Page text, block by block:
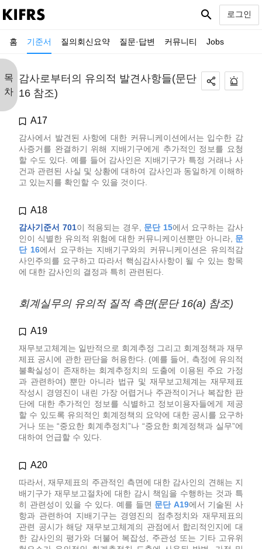
홈 기준서 질의회신요약 질문·답변 커뮤니티 Jobs
search 로그인
목
차
감사로부터의 유의적 발견사항들(문단
16 참조)
A17
감사에서 발견된 사항에 대한 커뮤니케이션에서는 입수한 감
사증거를 완결하기 위해 지배기구에게 추가적인 정보를 요청
할 수도 있다. 예를 들어 감사인은 지배기구가 특정 거래나 사
건과 관련된 사실 및 상황에 대하여 감사인과 동일하게 이해하
고 있는지를 확인할 수 있을 것이다.
A18
감사기준서 701이 적용되는 경우, 문단 15에서 요구하는 감사
인이 식별한 유의적 위험에 대한 커뮤니케이션뿐만 아니라, 문
단 16에서 요구하는 지배기구와의 커뮤니케이션은 유의적감
사인주의를 요구하고 따라서 핵심감사사항이 될 수 있는 항목
에 대한 감사인의 결정과 특히 관련된다.
회계실무의 유의적 질적 측면(문단 16(a) 참조)
A19
재무보고체계는 일반적으로 회계추정 그리고 회계정책과 재무
제표 공시에 관한 판단을 허용한다. (예를 들어, 측정에 유의적
불확실성이 존재하는 회계추정치의 도출에 이용된 주요 가정
과 관련하여) 뿐만 아니라 법규 및 재무보고체계는 재무제표
작성시 경영진이 내린 가장 어렵거나 주관적이거나 복잡한 판
단에 대한 추가적인 정보를 식별하고 정보이용자들에게 제공
할 수 있도록 유의적인 회계정책의 요약에 대한 공시를 요구하
거나 또는 “중요한 회계추정치”나 “중요한 회계정책과 실무”에
대하여 언급할 수 있다.
A20
따라서, 재무제표의 주관적인 측면에 대한 감사인의 견해는 지
배기구가 재무보고절차에 대한 감시 책임을 수행하는 것과 특
히 관련성이 있을 수 있다. 예를 들면 문단 A19에서 기술된 사
항과 관련하여 지배기구는 경영진의 점추정치와 재무제표의
관련 공시가 해당 재무보고체계의 관점에서 합리적인지에 대
한 감사인의 평가와 더불어 복잡성, 주관성 또는 기타 고유위